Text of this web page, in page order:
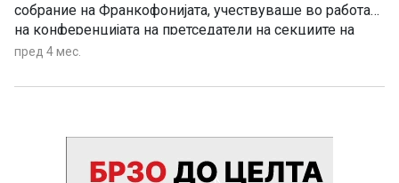
собрание на Франкофонијата, учествуваше во работата
на конференцијата на претседатели на секциите на
националните парламенти на Регионот Европа на ПС
пред 4 мес.